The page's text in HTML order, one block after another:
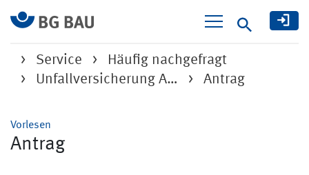
Suche
Service
Häufig nachgefragt
Unfallversicherung A…
Antrag
Vorlesen
Antrag